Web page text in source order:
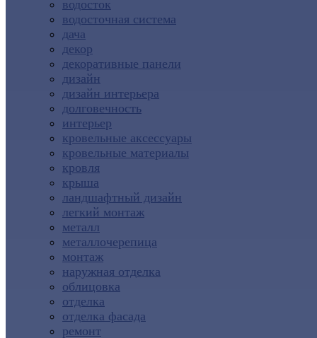
водосток
водосточная система
дача
декор
декоративные панели
дизайн
дизайн интерьера
долговечность
интерьер
кровельные аксессуары
кровельные материалы
кровля
крыша
ландшафтный дизайн
легкий монтаж
металл
металлочерепица
монтаж
наружная отделка
облицовка
отделка
отделка фасада
ремонт